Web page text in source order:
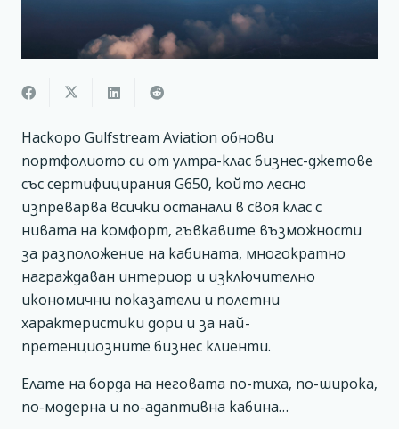
Наскоро Gulfstream Aviation обнови
портфолиото си от ултра-клас бизнес-джетове
със сертифицирания G650, който лесно
изпреварва всички останали в своя клас с
нивата на комфорт, гъвкавите възможности
за разположение на кабината, многократно
награждаван интериор и изключително
икономични показатели и полетни
характеристики дори и за най-
претенциозните бизнес клиенти.
Елате на борда на неговата по-тиха, по-широка,
по-модерна и по-адаптивна кабина…